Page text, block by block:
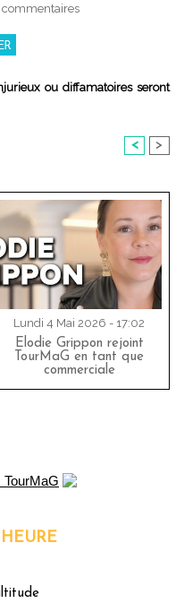
commentaires
ou diffamatoires seront
< >
Lundi 4 Mai 2026 - 17:02
Elodie Grippon rejoint
TourMaG en tant que
commerciale
HEURE